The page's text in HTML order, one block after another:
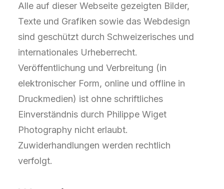
Alle auf dieser Webseite gezeigten Bilder,
Texte und Grafiken sowie das Webdesign
sind geschützt durch Schweizerisches und
internationales Urheberrecht.
Veröffentlichung und Verbreitung (in
elektronischer Form, online und offline in
Druckmedien) ist ohne schriftliches
Einverständnis durch Philippe Wiget
Photography nicht erlaubt.
Zuwiderhandlungen werden rechtlich
verfolgt.